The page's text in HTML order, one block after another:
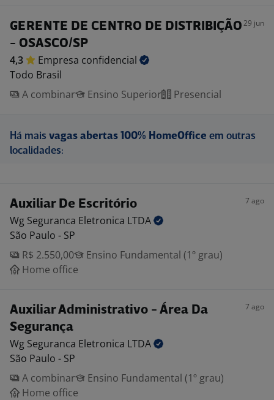
GERENTE DE CENTRO DE DISTRIBIÇÃO
- OSASCO/SP
29 jun
4,3 Empresa confidencial
Todo Brasil
A combinar
Ensino Superior Presencial
Há mais vagas abertas 100% HomeOffice em outras
localidades:
Auxiliar De Escritório 7 ago
Wg Seguranca Eletronica LTDA
São Paulo - SP
R$ 2.550,00
Ensino Fundamental (1º grau)
Home office
Auxiliar Administrativo - Área Da
Segurança
7 ago
Wg Seguranca Eletronica LTDA
São Paulo - SP
A combinar
Ensino Fundamental (1º grau)
Home office